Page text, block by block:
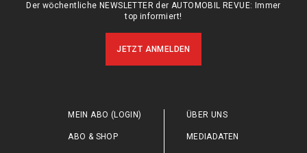
Der wöchentliche NEWSLETTER der AUTOMOBIL REVUE: Immer
top informiert!
JETZT ANMELDEN
MEIN ABO (LOGIN)
ABO & SHOP
ÜBER UNS
MEDIADATEN